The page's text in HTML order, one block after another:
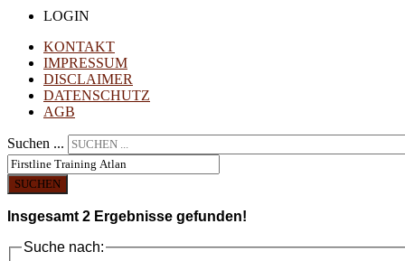
LOGIN
KONTAKT
IMPRESSUM
DISCLAIMER
DATENSCHUTZ
AGB
Suchen ...
SUCHEN
Insgesamt 2 Ergebnisse gefunden!
Suche nach: